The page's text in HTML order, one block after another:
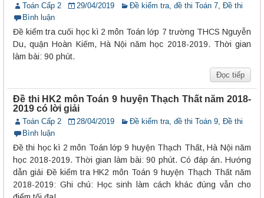
Toán Cấp 2 29/04/2019 Đề kiểm tra, đề thi Toán 7 Đề thi
Bình luận
Đề kiểm tra cuối học kì 2 môn Toán lớp 7 trường THCS Nguyễn
Du, quận Hoàn Kiếm, Hà Nội năm học 2018-2019. Thời gian
làm bài: 90 phút.
Đọc tiếp
Đề thi HK2 môn Toán 9 huyện Thạch Thất năm 2018-
2019 có lời giải
Toán Cấp 2 28/04/2019 Đề kiểm tra, đề thi Toán 9 Đề thi
Bình luận
Đề thi học kì 2 môn Toán lớp 9 huyện Thạch Thất, Hà Nội năm
học 2018-2019. Thời gian làm bài: 90 phút. Có đáp án. Hướng
dẫn giải Đề kiểm tra HK2 môn Toán 9 huyện Thạch Thất năm
2018-2019: Ghi chú: Học sinh làm cách khác đúng vẫn cho